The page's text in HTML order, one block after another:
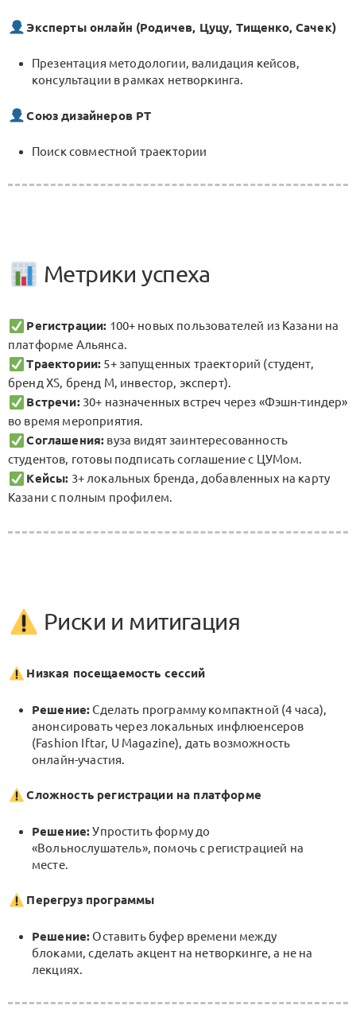
Эксперты онлайн (Родичев, Цуцу, Тищенко, Сачек)
Презентация методологии, валидация кейсов,
консультации в рамках нетворкинга.
Союз дизайнеров РТ
Поиск совместной траектории
Метрики успеха
Регистрации: 100+ новых пользователей из Казани на
платформе Альянса.
Траектории: 5+ запущенных траекторий (студент,
бренд XS, бренд M, инвестор, эксперт).
Встречи:30+ назначенных встреч через «Фэшн-тиндер»
во время мероприятия.
Соглашения: вуза видят заинтересованность
студентов, готовы подписать соглашение с ЦУМом.
Кейсы: 3+ локальных бренда, добавленных на карту
Казани с полным профилем.
Риски и митигация
Низкая посещаемость сессий
Решение: Сделать программу компактной (4 часа),
анонсировать через локальных инфлюенсеров
(Fashion Iftar, U Magazine), дать возможность
онлайн-участия.
Сложность регистрации на платформе
Решение:Упростить форму до
«Вольнослушатель», помочь с регистрацией на
месте.
Перегруз программы
Решение: Оставить буфер времени между
блоками, сделать акцент на нетворкинге, а не на
лекциях.